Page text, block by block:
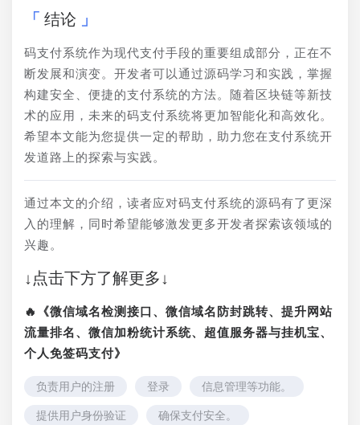
结论
码支付系统作为现代支付手段的重要组成部分，正在不
断发展和演变。开发者可以通过源码学习和实践，掌握
构建安全、便捷的支付系统的方法。随着区块链等新技
术的应用，未来的码支付系统将更加智能化和高效化。
希望本文能为您提供一定的帮助，助力您在支付系统开
发道路上的探索与实践。
通过本文的介绍，读者应对码支付系统的源码有了更深
入的理解，同时希望能够激发更多开发者探索该领域的
兴趣。
↓点击下方了解更多↓
🔥《微信域名检测接口、微信域名防封跳转、提升网站
流量排名、微信加粉统计系统、超值服务器与挂机宝、
个人免签码支付》
负责用户的注册 登录 信息管理等功能。
提供用户身份验证 确保支付安全。